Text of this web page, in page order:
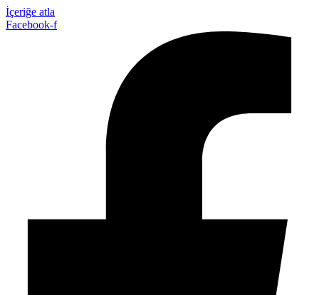
İçeriğe atla
Facebook-f